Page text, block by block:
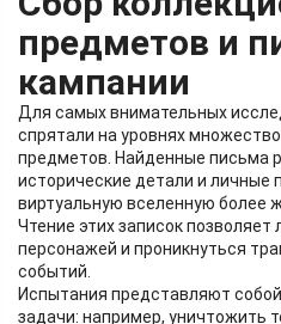
предметов и
кампании
Для самых внимательных
спрятали на уровнях
предметов. Найденные письма
исторические детали и личные
виртуальную вселенную более
Чтение этих записок
персонажей и проникнуться
событий.
Испытания представляют
задачи: например, уничтожить